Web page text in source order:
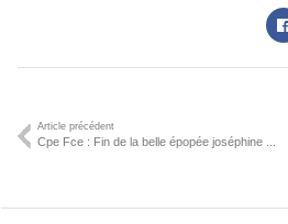
Article précédent
Cpe Fce : Fin de la belle épopée joséphine ...